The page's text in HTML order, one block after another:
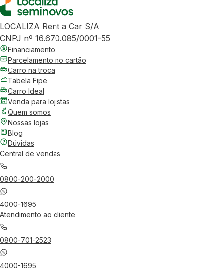
LOCALIZA Rent a Car S/A
CNPJ nº 16.670.085/0001-55
Financiamento
Parcelamento no cartão
Carro na troca
Tabela Fipe
Carro Ideal
Venda para lojistas
Quem somos
Nossas lojas
Blog
Dúvidas
Central de vendas
0800-200-2000
4000-1695
Atendimento ao cliente
0800-701-2523
4000-1695